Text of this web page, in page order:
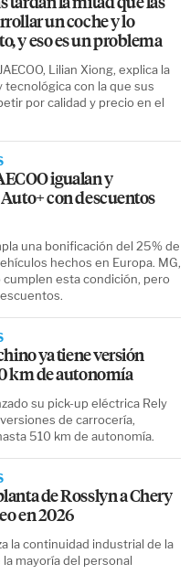
un coche y lo
y eso es un problema
Lilian Xiong, explica la
con la que sus
por calidad y precio en el
igualan y
con descuentos
una bonificación del 25% de
hechos en Europa. MG,
cumplen esta condición, pero
ya tiene versión
km de autonomía
su pick-up eléctrica Rely
de carrocería,
510 km de autonomía.
de Rosslyn a Chery
en 2026
la continuidad industrial de la
mayoría del personal